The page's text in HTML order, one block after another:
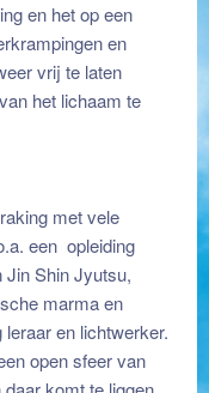
en het op een
en
vrij te laten
het lichaam te
met vele
een opleiding
Jin Shin Jyutsu,
marma en
en lichtwerker.
open sfeer van